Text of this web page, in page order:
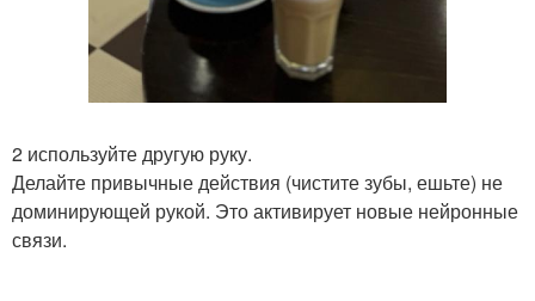
2 используйте другую руку.
Делайте привычные действия (чистите зубы, ешьте) не
доминирующей рукой. Это активирует новые нейронные
связи.